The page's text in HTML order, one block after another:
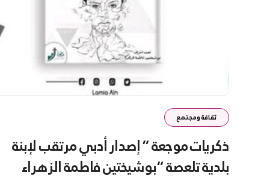
ثقافة ومجتمع
ذكريات موجعة ” إصدار أدبي مرتقب لإبنة
بلدية تلعصة “بوشيختين فاطمة الزهراء